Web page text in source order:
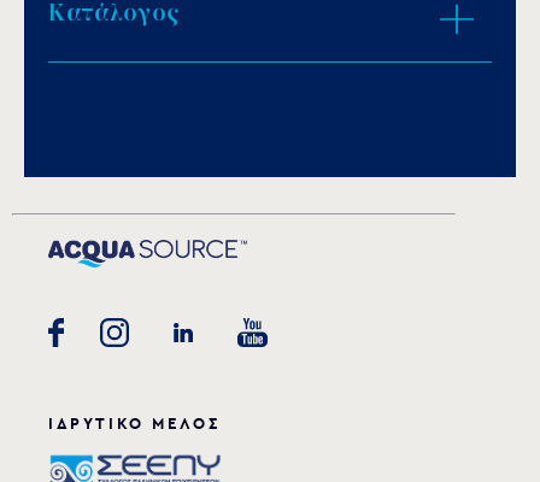
Κατάλογος
ΙΔΡΥΤΙΚΟ ΜΕΛΟΣ